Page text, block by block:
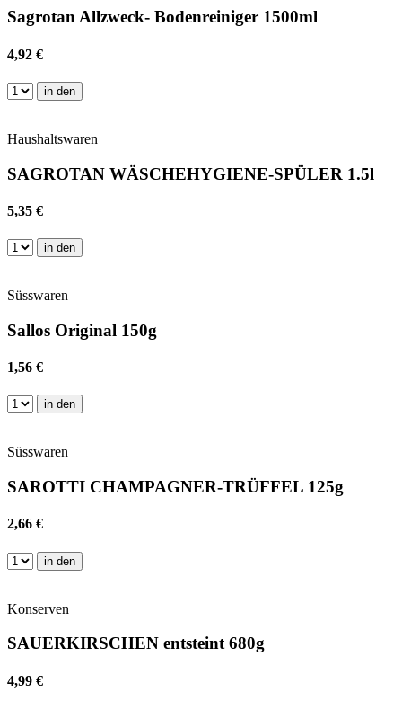
Sagrotan Allzweck- Bodenreiniger 1500ml
4,92 €
in den
Haushaltswaren
SAGROTAN WÄSCHEHYGIENE-SPÜLER 1.5l
5,35 €
in den
Süsswaren
Sallos Original 150g
1,56 €
in den
Süsswaren
SAROTTI CHAMPAGNER-TRÜFFEL 125g
2,66 €
in den
Konserven
SAUERKIRSCHEN entsteint 680g
4,99 €